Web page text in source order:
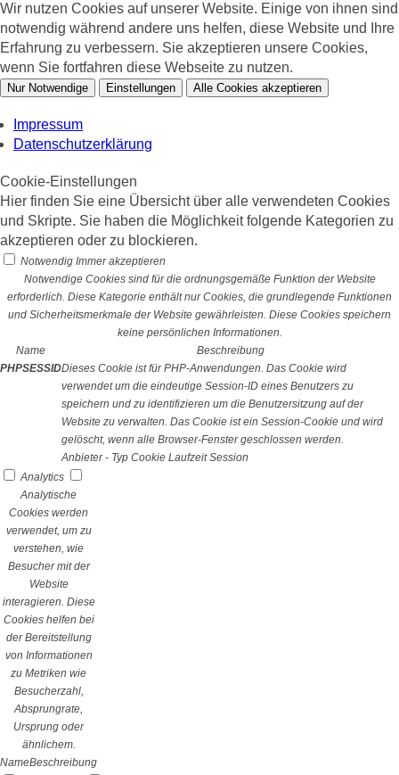
Wir nutzen Cookies auf unserer Website. Einige von ihnen sind
notwendig während andere uns helfen, diese Website und Ihre
Erfahrung zu verbessern. Sie akzeptieren unsere Cookies,
wenn Sie fortfahren diese Webseite zu nutzen.
Nur Notwendige Einstellungen Alle Cookies akzeptieren
Impressum
Datenschutzerklärung
Cookie-Einstellungen
Hier finden Sie eine Übersicht über alle verwendeten Cookies
und Skripte. Sie haben die Möglichkeit folgende Kategorien zu
akzeptieren oder zu blockieren.
Notwendig Immer akzeptieren
Notwendige Cookies sind für die ordnungsgemäße Funktion der Website
erforderlich. Diese Kategorie enthält nur Cookies, die grundlegende Funktionen
und Sicherheitsmerkmale der Website gewährleisten. Diese Cookies speichern
keine persönlichen Informationen.
Name
Beschreibung
PHPSESSIDDieses Cookie ist für PHP-Anwendungen. Das Cookie wird
verwendet um die eindeutige Session-ID eines Benutzers zu
speichern und zu identifizieren um die Benutzersitzung auf der
Website zu verwalten. Das Cookie ist ein Session-Cookie und wird
gelöscht, wenn alle Browser-Fenster geschlossen werden.
Anbieter - Typ Cookie Laufzeit Session
Analytics
Analytische
Cookies werden
verwendet, um zu
verstehen, wie
Besucher mit der
Website
interagieren. Diese
Cookies helfen bei
der Bereitstellung
von Informationen
zu Metriken wie
Besucherzahl,
Absprungrate,
Ursprung oder
ähnlichem.
NameBeschreibung